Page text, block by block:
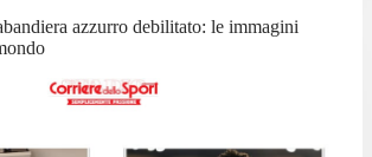
azzurro debilitato: le immagini